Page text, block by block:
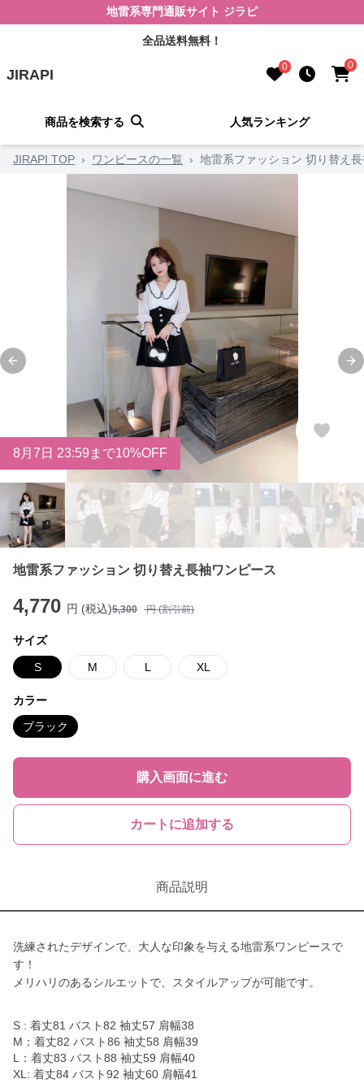
地雷系専門通販サイト ジラピ
全品送料無料！
JIRAPI 0 0
商品を検索する 人気ランキング
JIRAPI TOP › ワンピースの一覧 › 地雷系ファッション 切り替え
Previous slide
8月 7 日 23:59まで10%OFF
地雷系ファッション 切り替え長袖ワンピース
4,770 円 (税込)5,300 円 (割引前)
サイズ
S M L XL
カラー
ブラック
購入画面に進む
カートに追加する
商品説明
洗練されたデザインで、大人な印象を与える地雷系ワンピースで
す！
メリハリのあるシルエットで、スタイルアップが可能です。
S : 着丈81 バスト82 袖丈57 肩幅38
M：着丈82 バスト86 袖丈58 肩幅39
L：着丈83 バスト88 袖丈59 肩幅40
XL: 着丈84 バスト92 袖丈60 肩幅41